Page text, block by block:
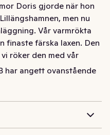
Doris gjorde när hon
men nu
Vår varmrökta
finaste färska laxen. Den
röker den med vår
Doris tog fram. Det
att den ger laxen den
har angett ovanstående